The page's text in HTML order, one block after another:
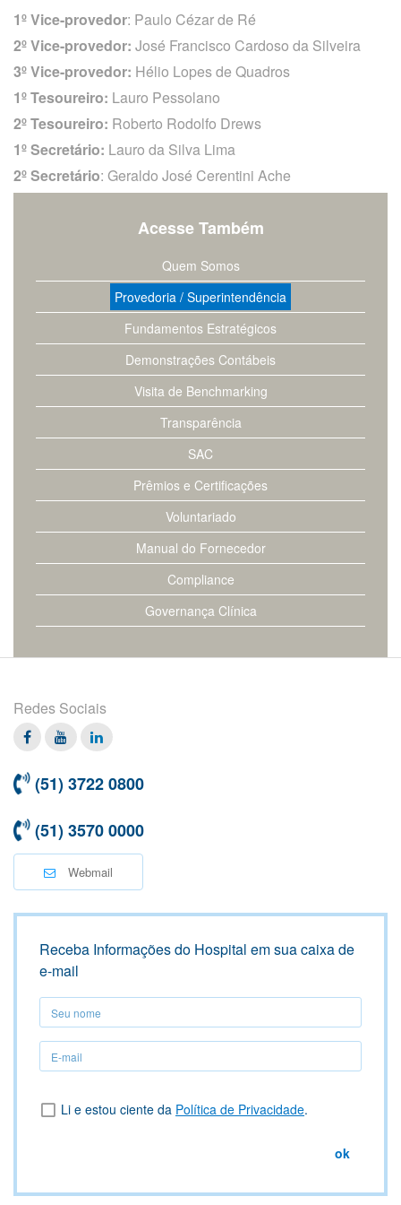
que
você
1º Vice-provedor: Paulo Cézar de Ré
2º Vice-provedor: José Francisco Cardoso da Silveira
3º Vice-provedor: Hélio Lopes de Quadros
1º Tesoureiro: Lauro Pessolano
2º Tesoureiro: Roberto Rodolfo Drews
1º Secretário: Lauro da Silva Lima
2º Secretário: Geraldo José Cerentini Ache
Acesse Também
Quem Somos
Provedoria / Superintendência
Fundamentos Estratégicos
Demonstrações Contábeis
Visita de Benchmarking
Transparência
SAC
Prêmios e Certificações
Voluntariado
Manual do Fornecedor
Compliance
Governança Clínica
Redes Sociais
Facebook
TwitterLinkedin
(51) 3722 0800
(51) 3570 0000
Webmail
Receba Informações do Hospital em sua caixa de
e-mail
Seu
nome
Seu
nome
Li e estou ciente da Política de Privacidade.
ok